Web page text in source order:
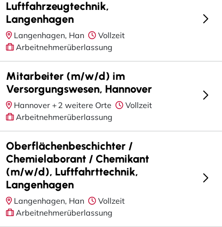
Luftfahrzeugtechnik,
Langenhagen
Langenhagen, Han
Vollzeit
Arbeitnehmerüberlassung
Mitarbeiter (m/w/d) im
Versorgungswesen, Hannover
Hannover + 2 weitere Orte
Vollzeit
Arbeitnehmerüberlassung
Oberflächenbeschichter /
Chemielaborant / Chemikant
(m/w/d), Luftfahrttechnik,
Langenhagen
Langenhagen, Han
Vollzeit
Arbeitnehmerüberlassung